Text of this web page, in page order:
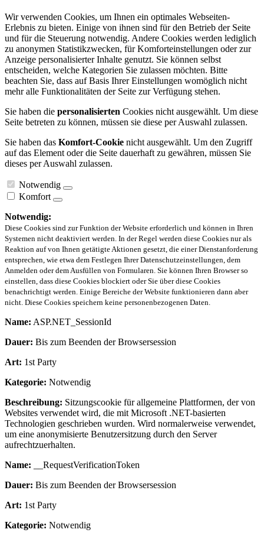
Wir verwenden Cookies, um Ihnen ein optimales Webseiten-
Erlebnis zu bieten. Einige von ihnen sind für den Betrieb der Seite
und für die Steuerung notwendig. Andere Cookies werden lediglich
zu anonymen Statistikzwecken, für Komforteinstellungen oder zur
Anzeige personalisierter Inhalte genutzt. Sie können selbst
entscheiden, welche Kategorien Sie zulassen möchten. Bitte
beachten Sie, dass auf Basis Ihrer Einstellungen womöglich nicht
mehr alle Funktionalitäten der Seite zur Verfügung stehen.
Sie haben die personalisierten Cookies nicht ausgewählt. Um diese
Seite betreten zu können, müssen sie diese per Auswahl zulassen.
Sie haben das Komfort-Cookie nicht ausgewählt. Um den Zugriff
auf das Element oder die Seite dauerhaft zu gewähren, müssen Sie
dieses per Auswahl zulassen.
Notwendig
Komfort
Notwendig:
Diese Cookies sind zur Funktion der Website erforderlich und können in Ihren
Systemen nicht deaktiviert werden. In der Regel werden diese Cookies nur als
Reaktion auf von Ihnen getätigte Aktionen gesetzt, die einer Dienstanforderung
entsprechen, wie etwa dem Festlegen Ihrer Datenschutzeinstellungen, dem
Anmelden oder dem Ausfüllen von Formularen. Sie können Ihren Browser so
einstellen, dass diese Cookies blockiert oder Sie über diese Cookies
benachrichtigt werden. Einige Bereiche der Website funktionieren dann aber
nicht. Diese Cookies speichern keine personenbezogenen Daten.
Name: ASP.NET_SessionId
Dauer: Bis zum Beenden der Browsersession
Art: 1st Party
Kategorie: Notwendig
Beschreibung: Sitzungscookie für allgemeine Plattformen, der von
Websites verwendet wird, die mit Microsoft .NET-basierten
Technologien geschrieben wurden. Wird normalerweise verwendet,
um eine anonymisierte Benutzersitzung durch den Server
aufrechtzuerhalten.
Name: __RequestVerificationToken
Dauer: Bis zum Beenden der Browsersession
Art: 1st Party
Kategorie: Notwendig